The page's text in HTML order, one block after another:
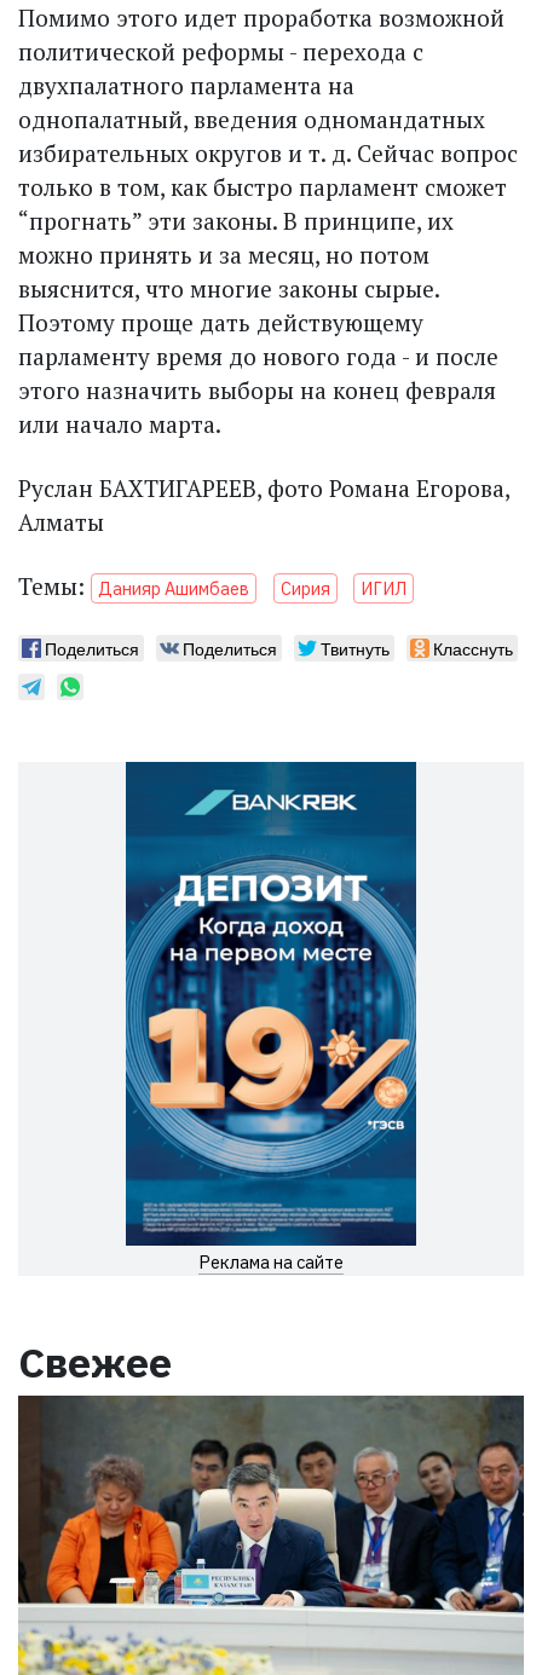
Помимо этого идет проработка возможной
политической реформы - перехода с
двухпалатного парламента на
однопалатный, введения одномандатных
избирательных округов и т. д. Сейчас вопрос
только в том, как быстро парламент сможет
“прогнать” эти законы. В принципе, их
можно принять и за месяц, но потом
выяснится, что многие законы сырые.
Поэтому проще дать действующему
парламенту время до нового года - и после
этого назначить выборы на конец февраля
или начало марта.
Руслан БАХТИГАРЕЕВ, фото Романа Егорова,
Алматы
Темы: Данияр Ашимбаев Сирия ИГИЛ
Поделиться Поделиться Твитнуть Класснуть
Реклама на сайте
Свежее